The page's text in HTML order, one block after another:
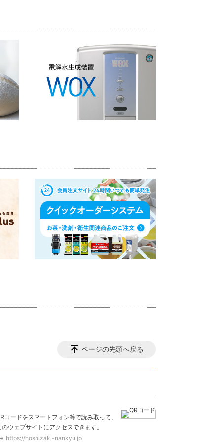
ページの先頭へ戻る
コードをスマートフォン等で読み取って、
のウェブサイトにアクセスできます。
https://hoshizaki-nankyu.jp